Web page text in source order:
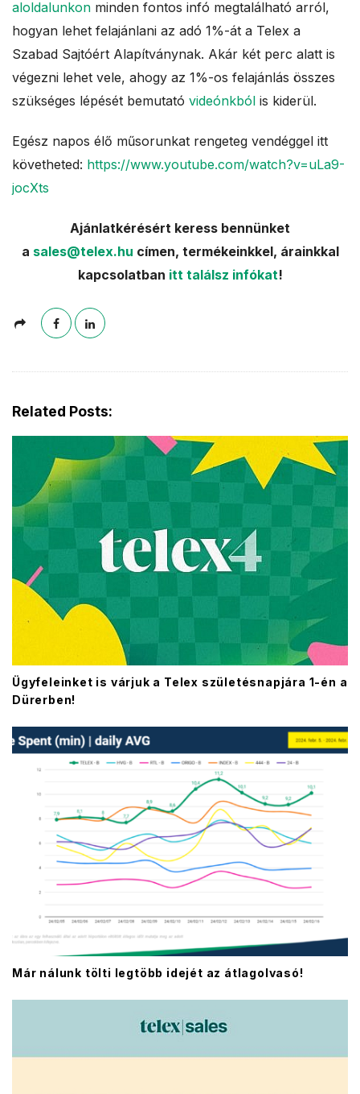
aloldalunkon minden fontos infó megtalálható arról,
hogyan lehet felajánlani az adó 1%-át a Telex a
Szabad Sajtóért Alapítványnak. Akár két perc alatt is
végezni lehet vele, ahogy az 1%-os felajánlás összes
szükséges lépését bemutató videónkból is kiderül.
Egész napos élő műsorunkat rengeteg vendéggel itt
követheted: https://www.youtube.com/watch?v=uLa9-
jocXts
Ajánlatkérésért keress bennünket
a sales@telex.hu címen, termékeinkkel, árainkkal
kapcsolatban itt találsz infókat!
Related Posts:
Ügyfeleinket is várjuk a Telex születésnapjára 1-én a
Dürerben!
Már nálunk tölti legtöbb idejét az átlagolvasó!